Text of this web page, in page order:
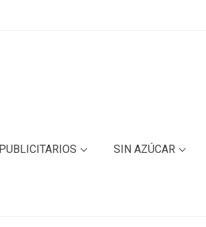
PUBLICITARIOS SIN AZÚCAR